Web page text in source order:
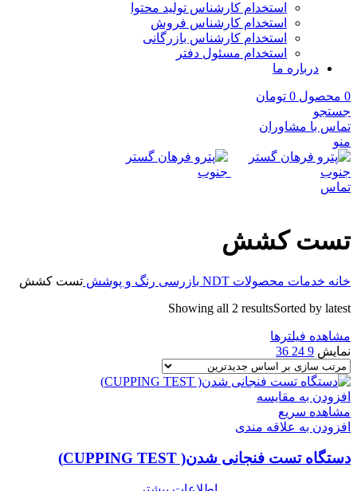
استخدام کارشناس تولید محتوا
استخدام کارشناس فروش
استخدام کارشناس بازرگانی
استخدام مسئول دفتر
درباره ما
0 محصول 0 تومان
جستجو
تماس با مشاوران
منو
تماس
تست کشش
خانه خدمات محصولات NDT بازرسی رنگ و پوشش تست کشش
Showing all 2 resultsSorted by latest
مشاهده فیلترها
نمایش 9
24
36
افزودن به مقایسه
مشاهده سریع
افزودن به علاقه مندی
دستگاه تست فنجانی شدن( CUPPING TEST)